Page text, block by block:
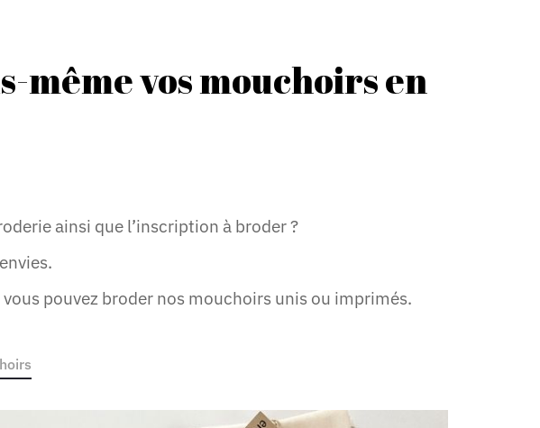
même vos mouchoirs en
ainsi que l’inscription à broder ?
pouvez broder nos mouchoirs unis ou imprimés.